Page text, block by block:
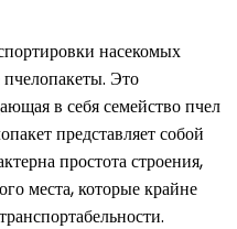
насекомых
Это
в себя семейство пчел
представляет собой
простота строения,
места, которые крайне